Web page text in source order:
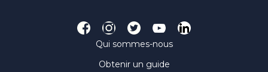
Qui sommes-nous
Obtenir un guide